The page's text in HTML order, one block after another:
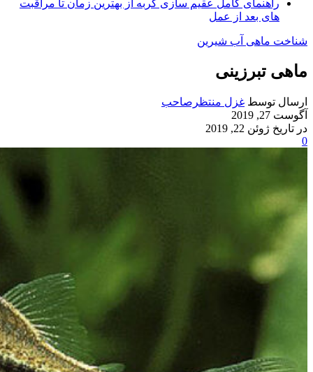
راهنمای کامل عقیم سازی گربه از بهترین زمان تا مراقبت‌
های بعد از عمل
شناخت ماهی آب شیرین
ماهی تبرزینی
ارسال توسط غزل منتظرصاحب
آگوست 27, 2019
در تاریخ ژوئن 22, 2019
0